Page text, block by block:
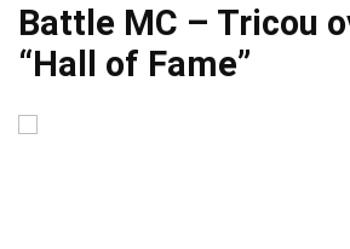
Battle MC – Tricou
“Hall of Fame”